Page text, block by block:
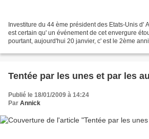
Investiture du 44 ème président des Etats-Unis d'
est certain qu' un événement de cet envergure
pourtant, aujourd'hui 20 janvier, c' est le 2ème
Tentée par les unes et par les
Publié le 18/01/2009 à 14:24
Par Annick